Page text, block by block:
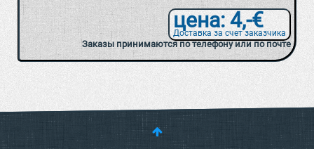
цена: 4,-€
Доставка за счет заказчика
Заказы принимаются по телефону или по почте